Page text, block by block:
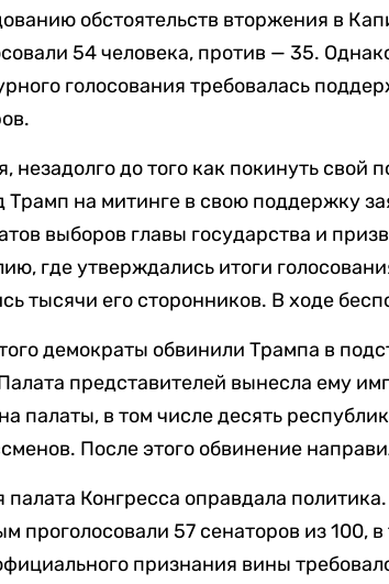
обстоятельств вторжения в
54 человека, против — 35.
голосования требовалась
незадолго до того как покинуть
Трамп на митинге в свою поддержку
выборов главы государства и
где утверждались итоги
тысячи его сторонников. В ходе
демократы обвинили Трампа в
представителей вынесла ему
палаты, в том числе десять
После этого обвинение
палата Конгресса оправдала
проголосовали 57 сенаторов из 100,
признания вины